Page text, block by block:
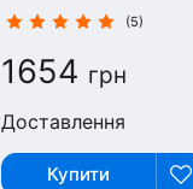
фолати, 129 г
(5)
1654 грн
Доставлення
Купити